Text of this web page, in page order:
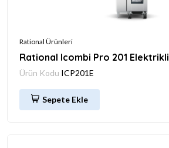
Rational Ürünleri
Rational Icombi Pro 201 Elektrikli
Ürün Kodu ICP201E
Sepete Ekle